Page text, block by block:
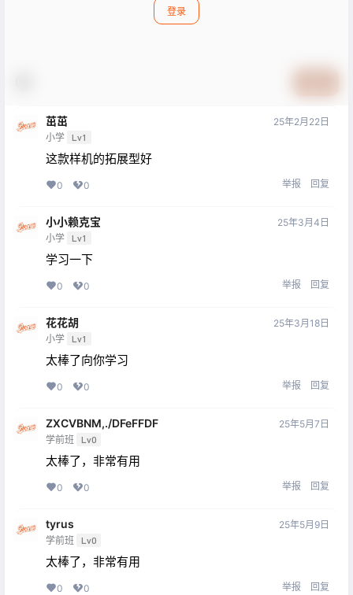
登录
茁茁
小学 Lv1
25年2月22日
这款样机的拓展型好
0 0 举报 回复
小小赖克宝
小学 Lv1
25年3月4日
学习一下
0 0 举报 回复
花花胡
小学 Lv1
25年3月18日
太棒了向你学习
0 0 举报 回复
ZXCVBNM,./DFeFFDF
学前班 Lv0
25年5月7日
太棒了，非常有用
0 0 举报 回复
tyrus
学前班 Lv0
25年5月9日
太棒了，非常有用
0 0 举报 回复